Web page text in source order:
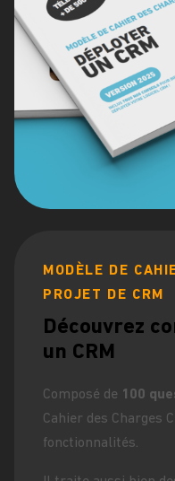
MODÈLE DE
PROJET DE CRM
Découvrez
un CRM
Composé de 100
Cahier des Charges
fonctionnalités.